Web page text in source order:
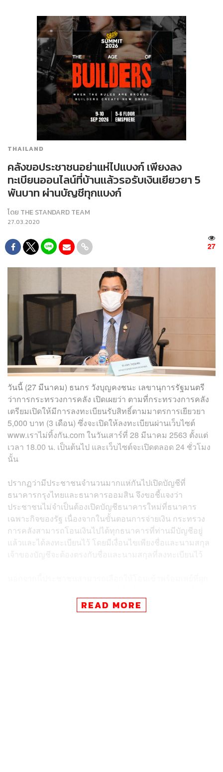
THAILAND
คลังขอประชาชนอย่าแห่ไปแบงก์ เพียงลง
ทะเบียนออนไลน์ที่บ้านแล้วรอรับเงินเยียวยา 5
พันบาท ผ่านบัญชีทุกแบงก์
โดย THE STANDARD TEAM
27.03.2020
27
วันนี้ (27 มีนาคม) ธนกร วังบุญคงชนะ เลขานุการรัฐมนตรี
ว่าการกระทรวงการคลัง เปิดเผยว่า ตามที่กระทรวงการคลัง
เตรียมเปิดให้มีการลงทะเบียนรับสิทธิ์ตามมาตรการเยียวยา
5,000 บาท (3 เดือน) ซึ่งจะเปิดให้ลงทะเบียนผ่านเว็บไซต์
www.เราไม่ทิ้งกัน.com ในวันเสาร์ที่ 28 มีนาคม 2563 ตั้งแต่
เวลา 18.00 น. เป็นต้นไป และเว็บไซต์จะเปิดตลอด 24 ชั่วโมง
นั้น
ปรากฏว่ามีประชาชนจำนวนมากแห่กันไปเปิดบัญชีที่
ธนาคารกรุงไทยและธนาคารออมสิน จึงขอชี้แจงว่า
ประชาชนไม่จำเป็นต้องเปิดบัญชีธนาคารใหม่ที่ธนาคาร
เฉพาะกิจของรัฐ เนื่องจากในขั้นตอนการจ่ายเงิน กระทรวง
การคลังสามารถโอนเงินไปได้ทุกธนาคารที่ท่านมีบัญชีอยู่
แล้วและได้ลงทะเบียนไว้ โดยมีเงื่อนไขเพียงชื่อและนามสกุล
เจ้าของบัญชีจะต้องตรงกับชื่อและนามสกุลที่ลงทะเบียนไว้
เงินเร็วที่สุด 7 วันทำการหลังจากการลงทะเบียนและตรวจ
สอบผ่านเกณฑ์คุณสมบัติที่กำหนด ส่วนการลงทะเบียนผ่าน
READ MORE